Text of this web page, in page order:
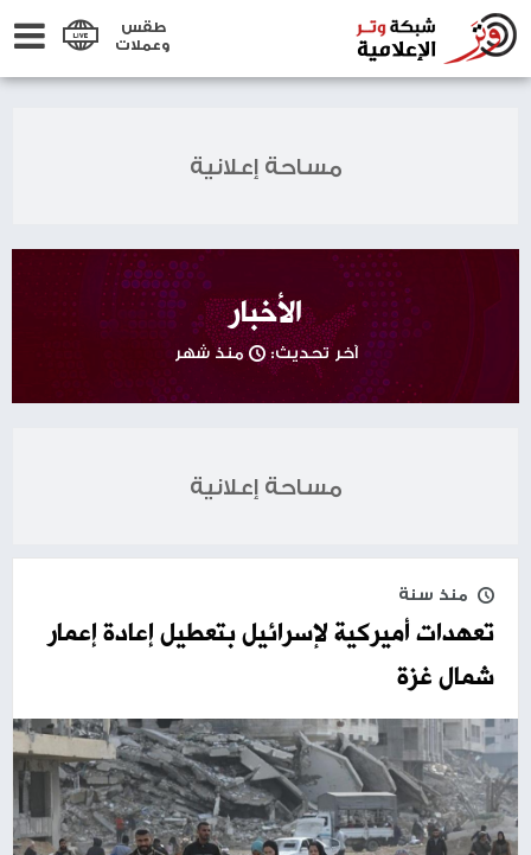
طقس
وعملات
مساحة إعلانية
الأخبار
آخر تحديث: منذ شهر
مساحة إعلانية
منذ سنة
تعهدات أميركية لإسرائيل بتعطيل إعادة إعمار
شمال غزة